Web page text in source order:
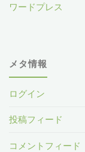
ワードプレス
メタ情報
ログイン
投稿フィード
コメントフィード